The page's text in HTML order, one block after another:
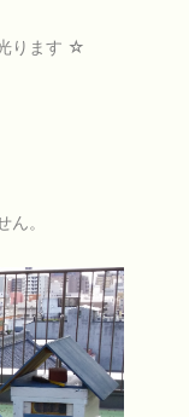
ります ☆
。